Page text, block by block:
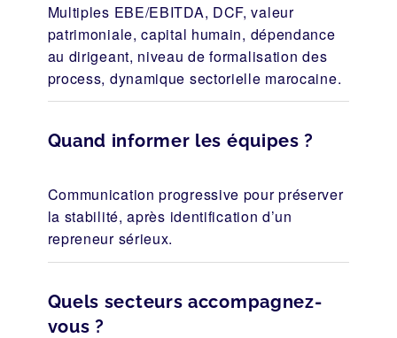
Multiples EBE/EBITDA, DCF, valeur
patrimoniale, capital humain, dépendance
au dirigeant, niveau de formalisation des
process, dynamique sectorielle marocaine.
Quand informer les équipes ?
Communication progressive pour préserver
la stabilité, après identification d’un
repreneur sérieux.
Quels secteurs accompagnez-
vous ?